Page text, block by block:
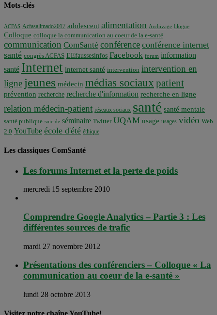
Mots-clés
ACFAS Acfasalimado2017 adolescent alimentation Archivage blogue
Colloque colloque la communication au coeur de la e-santé
communication ComSanté conférence conférence internet
santé congrès ACFAS EEfaussesinfos Facebook forum information
santé Internet internet santé intervention intervention en
ligne jeunes médecin médias sociaux patient
prévention recherche recherche d'information recherche en ligne
relation médecin-patient réseaux sociaux santé santé mentale
santé publique suicide séminaire Twitter UQAM usage usages vidéo Web
2.0 YouTube école d'été éthique
Les classiques ComSanté
Les forums Internet et la perte de poids
mercredi 15 septembre 2010
Comprendre Google Analytics – Partie 3 : Les
différentes sources de trafic
mardi 27 novembre 2012
Présentations des conférenciers – Colloque « La
communication au coeur de la e-santé »
lundi 28 octobre 2013